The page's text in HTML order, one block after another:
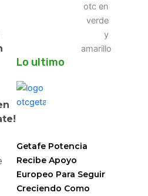
Lo ultimo
Getafe Potencia
Recibe Apoyo
Europeo Para Seguir
Creciendo Como